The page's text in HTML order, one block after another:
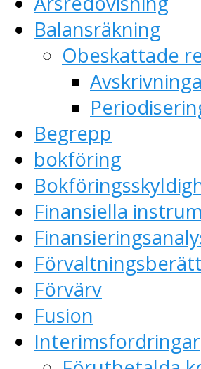
Balansräkning
Obeskattade
Begrepp
bokföring
Finansiella
Förvärv
Fusion
Interimsfordringar